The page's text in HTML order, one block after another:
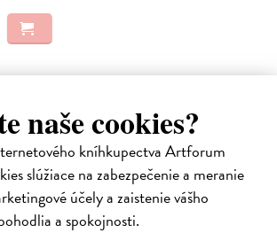
naše cookies?
kníhkupectva Artforum
slúžiace na zabezpečenie a meranie
účely a zaistenie vášho
a spokojnosti.
kategórie reportáže